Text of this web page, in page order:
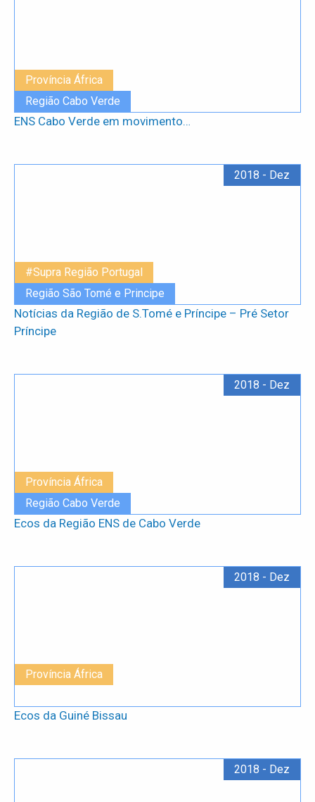
Província África
Região Cabo Verde
ENS Cabo Verde em movimento…
#Supra Região Portugal
Região São Tomé e Principe
2018 - Dez
Notícias da Região de S.Tomé e Príncipe – Pré Setor
Príncipe
Província África
Região Cabo Verde
2018 - Dez
Ecos da Região ENS de Cabo Verde
Província África
2018 - Dez
Ecos da Guiné Bissau
2018 - Dez